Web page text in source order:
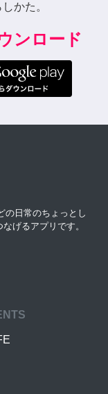
かた。
ンロード
の日常のちょっとし
げるアプリです。